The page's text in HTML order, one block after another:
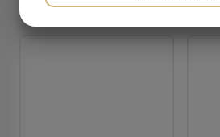
MARKNADSFÖRING